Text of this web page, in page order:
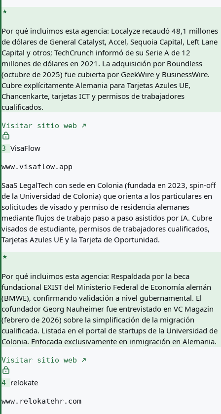
Por qué incluimos esta agencia: Localyze recaudó 48,1 millones
de dólares de General Catalyst, Accel, Sequoia Capital, Left Lane
Capital y otros; TechCrunch informó de su Serie A de 12
millones de dólares en 2021. La adquisición por Boundless
(octubre de 2025) fue cubierta por GeekWire y BusinessWire.
Cubre explícitamente Alemania para Tarjetas Azules UE,
Chancenkarte, tarjetas ICT y permisos de trabajadores
cualificados.
Visitar sitio web
3 VisaFlow
www.visaflow.app
SaaS LegalTech con sede en Colonia (fundada en 2023, spin-off
de la Universidad de Colonia) que orienta a los particulares en
solicitudes de visado y permiso de residencia alemanes
mediante flujos de trabajo paso a paso asistidos por IA. Cubre
visados de estudiante, permisos de trabajadores cualificados,
Tarjetas Azules UE y la Tarjeta de Oportunidad.
Por qué incluimos esta agencia: Respaldada por la beca
fundacional EXIST del Ministerio Federal de Economía alemán
(BMWE), confirmando validación a nivel gubernamental. El
cofundador Georg Nauheimer fue entrevistado en VC Magazin
(febrero de 2026) sobre la simplificación de la migración
cualificada. Listada en el portal de startups de la Universidad de
Colonia. Enfocada exclusivamente en inmigración en Alemania.
Visitar sitio web
4 relokate
www.relokatehr.com